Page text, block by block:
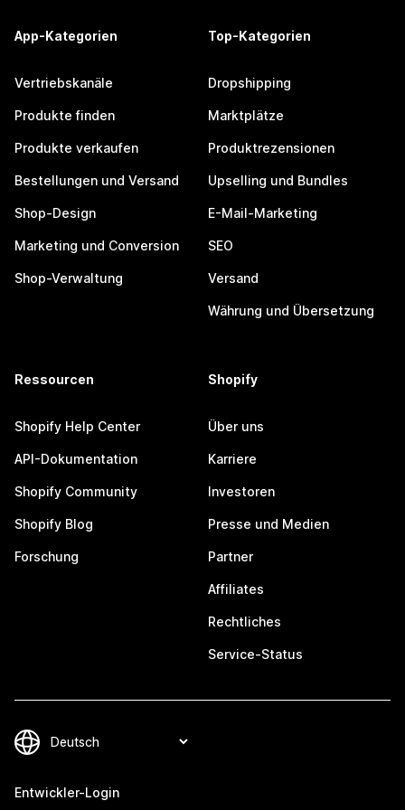
App-Kategorien
Vertriebskanäle
Produkte finden
Produkte verkaufen
Bestellungen und Versand
Shop-Design
Marketing und Conversion
Shop-Verwaltung
Top-Kategorien
Dropshipping
Marktplätze
Produktrezensionen
Upselling und Bundles
E-Mail-Marketing
SEO
Versand
Währung und Übersetzung
Ressourcen
Shopify Help Center
API-Dokumentation
Shopify Community
Shopify Blog
Forschung
Shopify
Über uns
Karriere
Investoren
Presse und Medien
Partner
Affiliates
Rechtliches
Service-Status
Entwickler-Login